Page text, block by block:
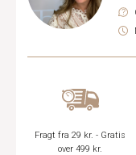
Fragt fra 29 kr. - Gratis
over 499 kr.